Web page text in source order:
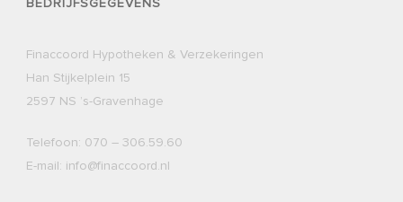
Finaccoord Hypotheken & Verzekeringen
Han Stijkelplein 15
2597 NS ’s-Gravenhage
Telefoon: 070 – 306.59.60
E-mail: info@finaccoord.nl